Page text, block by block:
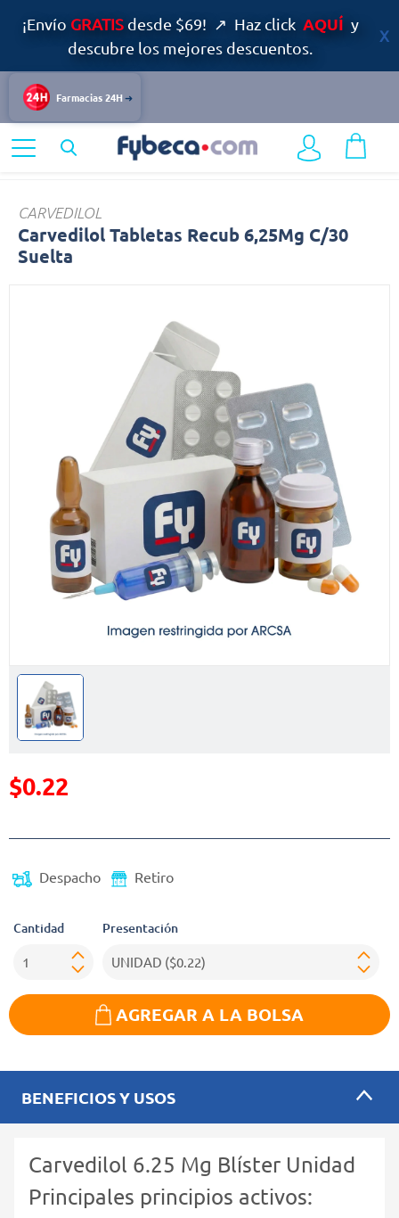
¡Envío GRATISdesde $69! ↗ Haz click AQUÍ y
descubre los mejores descuentos.
Farmacias 24H
Corazón
CARVEDILOL
Carvedilol Tabletas Recub 6,25Mg C/30
Suelta
Precio reducido de
$0.22
Despacho Retiro
Cantidad Presentación
AGREGAR A LA BOLSA
BENEFICIOS Y USOS
Carvedilol 6.25 Mg Blíster Unidad
Principales principios activos: